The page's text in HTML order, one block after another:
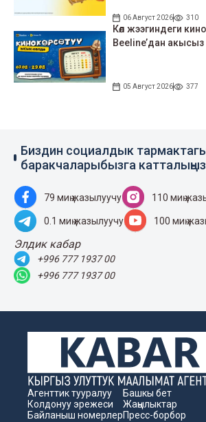
06 Август 2026 310
Көл жээгиндеги
Beeline’дан акысыз
05 Август 2026 377
Биздин социалдык
баракчаларыбызга
79 миң жазылуучу 110 миң
0.1 миң жазылуучу 100 миң
Элдик кабар
+996 777 1937 00
+996 777 1937 00
Агенттик тууралуу
Колдонуу эрежеси
Байланыш номерлер
Башкы бет
Жаңылыктар
Пресс-борбор